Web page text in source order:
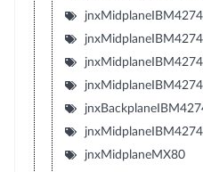
jnxMidplaneMX80